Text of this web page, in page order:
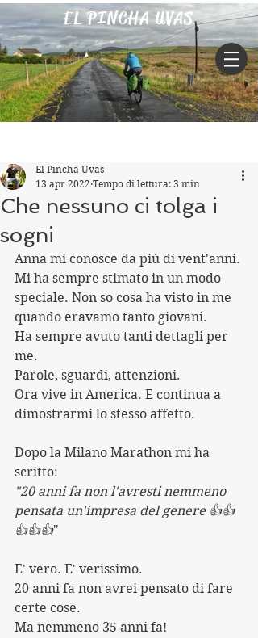
EL PINCHA UVAS
Che nessuno ci tolga i
sogni
El Pincha Uvas
13 apr 2022 Tempo di lettura: 3 min
Anna mi conosce da più di vent'anni.
Mi ha sempre stimato in un modo
speciale. Non so cosa ha visto in me
quando eravamo tanto giovani.
Ha sempre avuto tanti dettagli per
me.
Parole, sguardi, attenzioni.
Ora vive in America. E continua a
dimostrarmi lo stesso affetto.
Dopo la Milano Marathon mi ha
scritto:
"20 anni fa non l'avresti nemmeno
pensata un'impresa del genere 👍👍
👍👍👍"
E' vero. E' verissimo.
20 anni fa non avrei pensato di fare
certe cose.
Ma nemmeno 35 anni fa!